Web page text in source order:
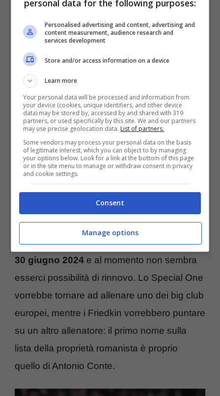
Se ne può riparlare in estate, anche se
l’impressione è che l’ex allenatore, tra le
altre, di Inter e Chelsea
contatto con la Roma che con il Napoli.
sostiene anche il sito spagnolo
Todofichajes.com, che parla di un addio di
Mourinho alla Roma ormai praticamente
inevitabile.
Conte d’accordo con la
Roma: sarà il successore di
Mou
Il contratto del tecnico portoghesescade il
30 giugno 2024 e al momento non sembra
esserci possibilità di rinnovo. Lo Special One
vorrebbe tornare ad allenare uno dei big club
europei, mentre i Friedkin vorrebbero puntare
su un altro allenatore: il primo nome sulla
lista della proprietà romanista è proprio
quello di Antonio Conte.
personal data for the following purposes:
Personalised advertising and content, advertising and
content measurement, audience research and
services development
Store and/or access information on a device
Learn more
Your personal data will be processed and information from
your device (cookies, unique identifiers, and other device
data) may be stored by, accessed by and shared with 319
partners, or used specifically by this site. We and our partners
may use precise geolocation data. List of partners.
Some vendors may process your personal data on the basis
of legitimate interest, which you can object to by managing
your options below. Look for a link at the bottom of this page
or in the site menu to manage or withdraw consent in privacy
and cookie settings.
Consent
Manage options